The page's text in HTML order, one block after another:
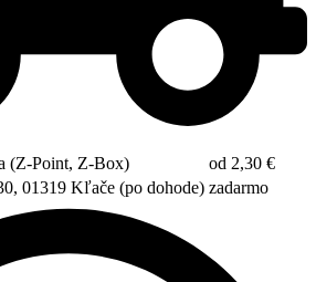
(Z-Point, Z-Box)
od 2,30 €
01319 Kľače (po dohode) zadarmo